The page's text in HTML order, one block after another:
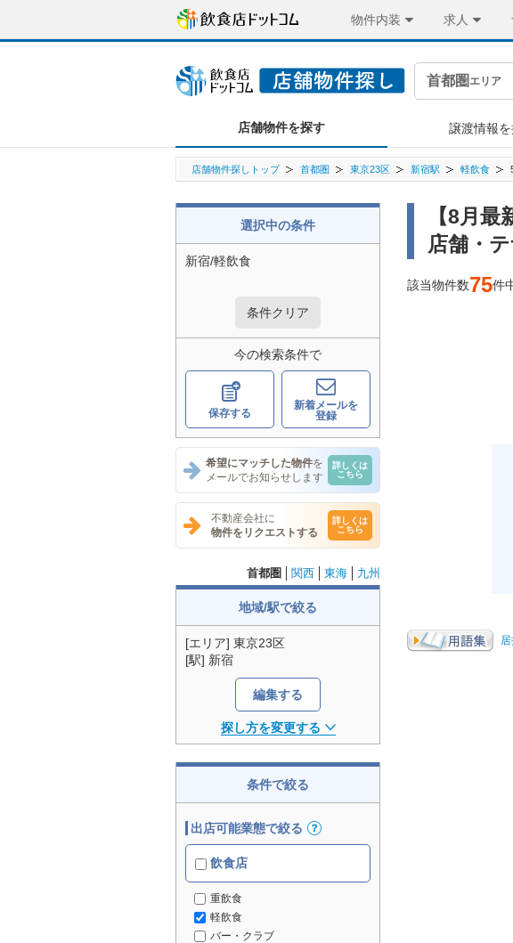
物件内装 求人
首都圏 エリア
店舗物件を探す 譲渡情報
店舗物件探しトップ 首都圏 東京23区 新宿駅 軽飲食
選択中の条件
新宿/軽飲食
条件クリア
今の検索条件で
保存する
新着メールを
登録
希望にマッチした物件を
メールでお知らせします
詳しくは
こちら
不動産会社に
物件をリクエストする
詳しくは
こちら
首都圏 関西 東海 九州
地域/駅で絞る
[エリア] 東京23区
[駅] 新宿
編集する
探し方を変更する
条件で絞る
出店可能業態で絞る
飲食店
重飲食
軽飲食
バー・クラブ
【8月
店舗・
該当物件数75件